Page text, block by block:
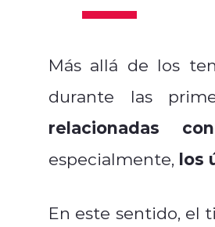
Más allá de los
durante las
relacionadas
especialmente, los
En este sentido, el